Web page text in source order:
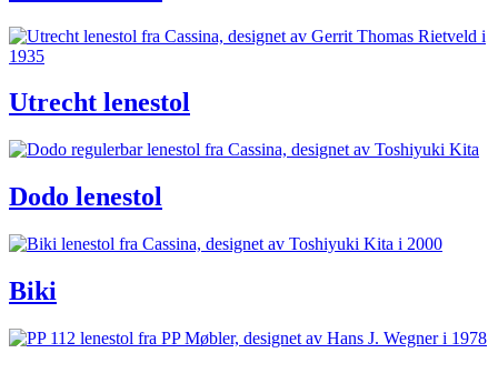
Utrecht lenestol
Dodo lenestol
Biki